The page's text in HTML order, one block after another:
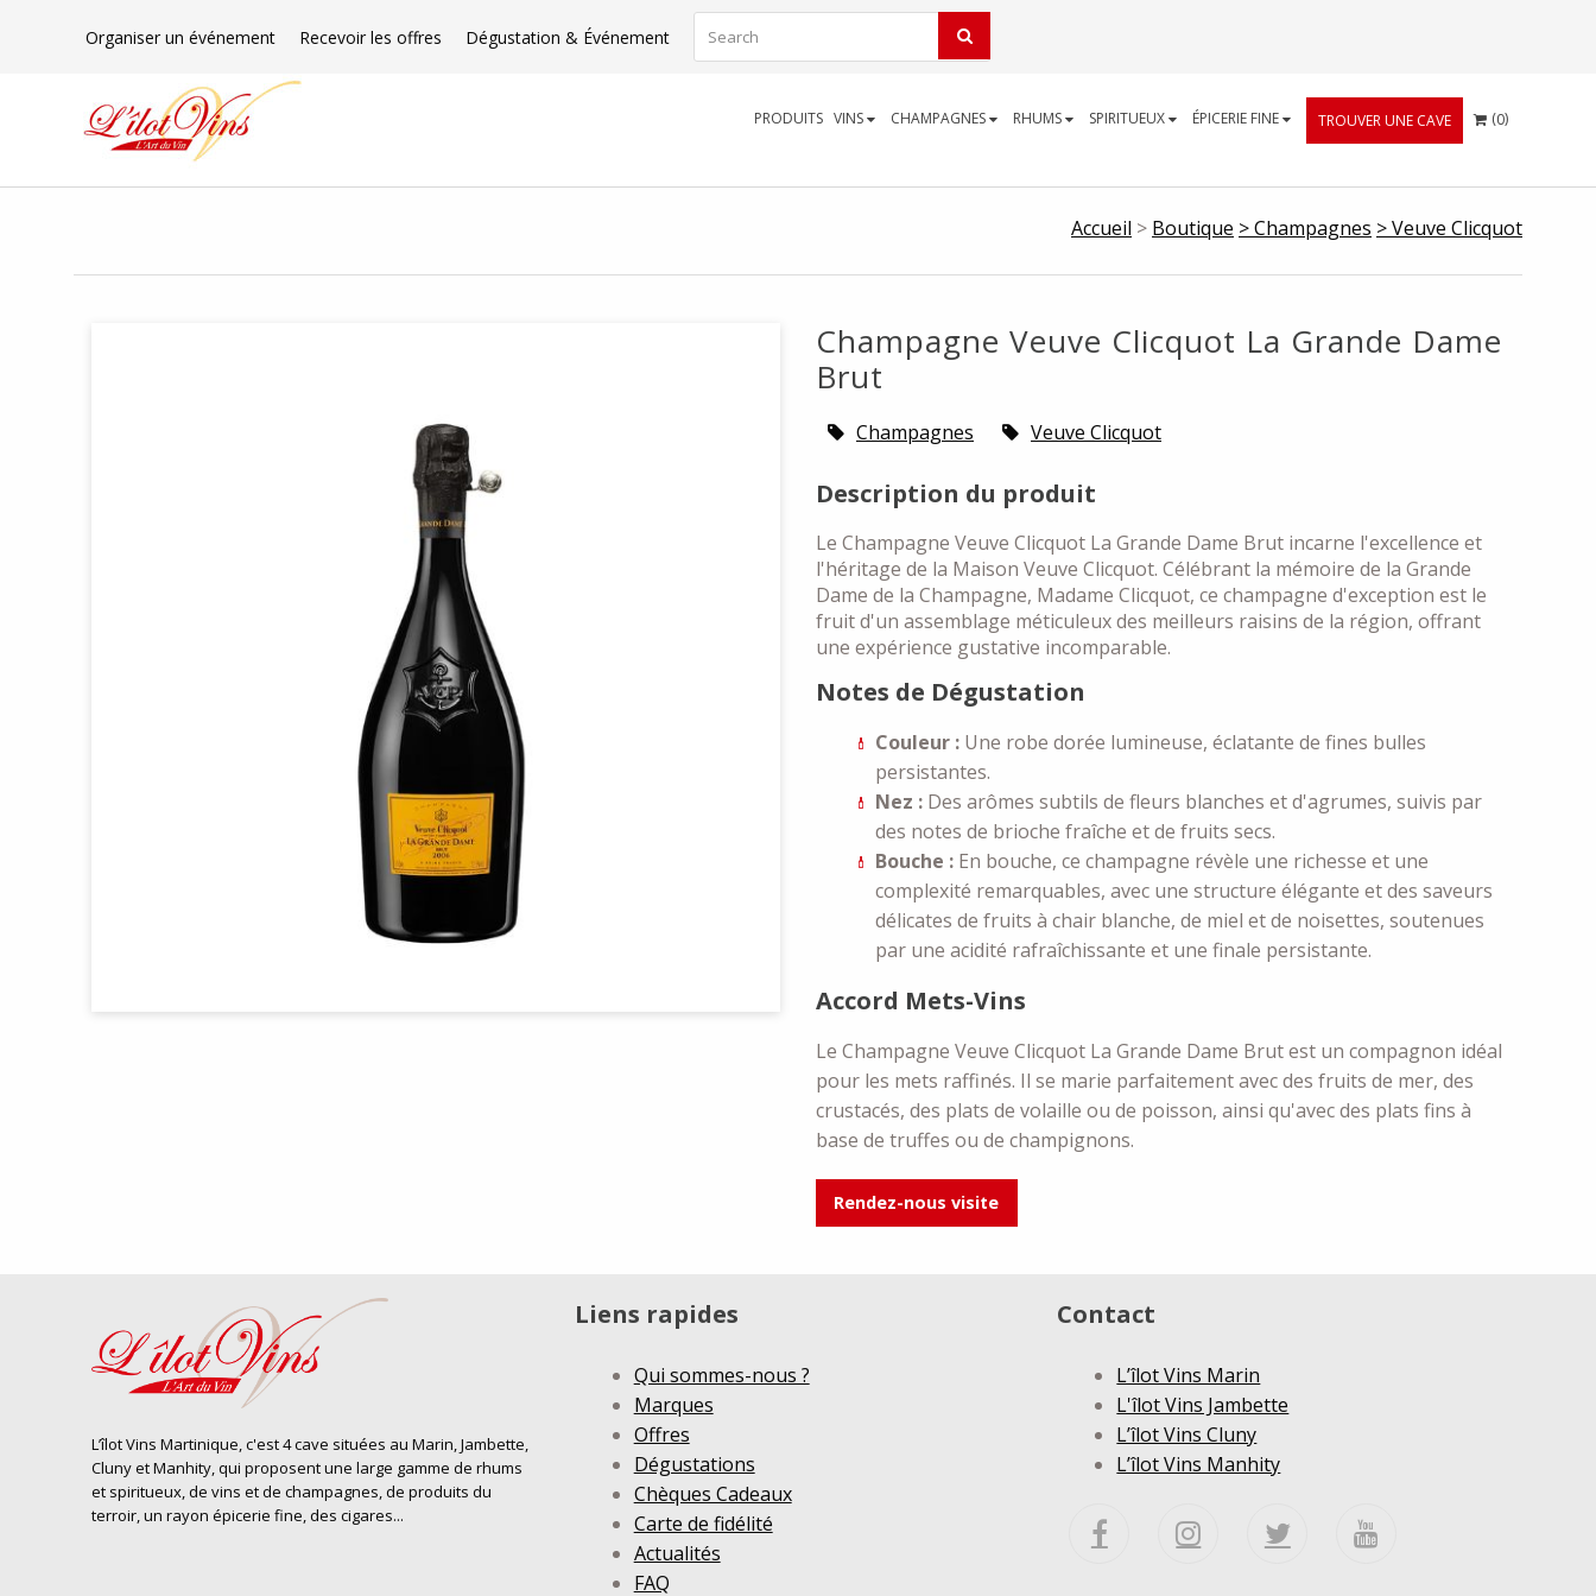
Organiser un événement Recevoir les offres Dégustation & Événement
PRODUITS VINS CHAMPAGNES RHUMS SPIRITUEUX ÉPICERIE FINE TROUVER UNE CAVE CART
(0)
Accueil > Boutique > Champagnes > Veuve Clicquot
Champagne Veuve Clicquot La Grande Dame
Brut
Champagnes Veuve Clicquot
Description du produit
Le Champagne Veuve Clicquot La Grande Dame Brut incarne l'excellence et
l'héritage de la Maison Veuve Clicquot. Célébrant la mémoire de la Grande
Dame de la Champagne, Madame Clicquot, ce champagne d'exception est le
fruit d'un assemblage méticuleux des meilleurs raisins de la région, offrant
une expérience gustative incomparable.
Notes de Dégustation
Couleur : Une robe dorée lumineuse, éclatante de fines bulles
persistantes.
Nez : Des arômes subtils de fleurs blanches et d'agrumes, suivis par
des notes de brioche fraîche et de fruits secs.
Bouche : En bouche, ce champagne révèle une richesse et une
complexité remarquables, avec une structure élégante et des saveurs
délicates de fruits à chair blanche, de miel et de noisettes, soutenues
par une acidité rafraîchissante et une finale persistante.
Accord Mets-Vins
Le Champagne Veuve Clicquot La Grande Dame Brut est un compagnon idéal
pour les mets raffinés. Il se marie parfaitement avec des fruits de mer, des
crustacés, des plats de volaille ou de poisson, ainsi qu'avec des plats fins à
base de truffes ou de champignons.
Rendez-nous visite
L’îlot Vins Martinique, c'est 4 cave situées au Marin, Jambette,
Cluny et Manhity, qui proposent une large gamme de rhums
et spiritueux, de vins et de champagnes, de produits du
terroir, un rayon épicerie fine, des cigares...
Liens rapides
Qui sommes-nous ?
Marques
Offres
Dégustations
Chèques Cadeaux
Carte de fidélité
Actualités
FAQ
Contact
L’îlot Vins Marin
L'îlot Vins Jambette
L’îlot Vins Cluny
L’îlot Vins Manhity